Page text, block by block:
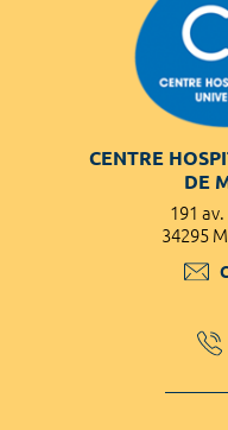
CENTRE
DE
191
34295